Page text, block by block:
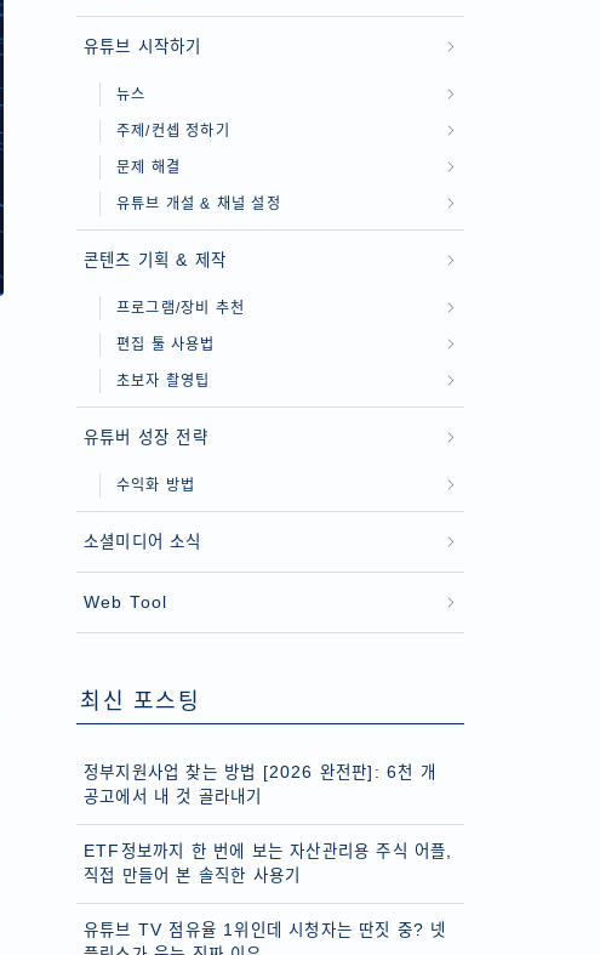
유튜브 시작하기
뉴스
주제/컨셉 정하기
문제 해결
유튜브 개설 & 채널 설정
콘텐츠 기획 & 제작
프로그램/장비 추천
편집 툴 사용법
초보자 촬영팁
유튜버 성장 전략
수익화 방법
소셜미디어 소식
Web Tool
최신 포스팅
정부지원사업 찾는 방법 [2026 완전판]: 6천 개
공고에서 내 것 골라내기
ETF정보까지 한 번에 보는 자산관리용 주식 어플,
직접 만들어 본 솔직한 사용기
유튜브 TV 점유율 1위인데 시청자는 딴짓 중? 넷